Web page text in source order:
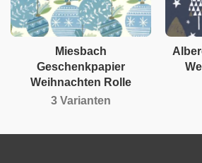
Miesbach
Geschenkpapier
Weihnachten Rolle
3 Varianten